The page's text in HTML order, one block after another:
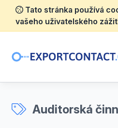
Tato stránka používá
vašeho uživatelského
Auditorská